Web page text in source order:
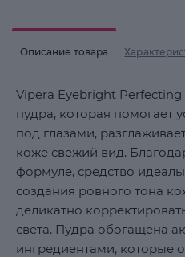
Описание товара
Vipera Eyebright
пудра, которая помогает
под глазами,
коже свежий вид.
формуле, средство
создания ровного тона
деликатно
света. Пудра обогащена
ингредиентами, которые